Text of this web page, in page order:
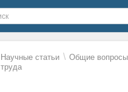
Научные статьи \ Общие вопросы
труда